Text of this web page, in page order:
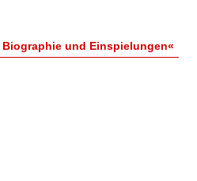
und Einspielungen«